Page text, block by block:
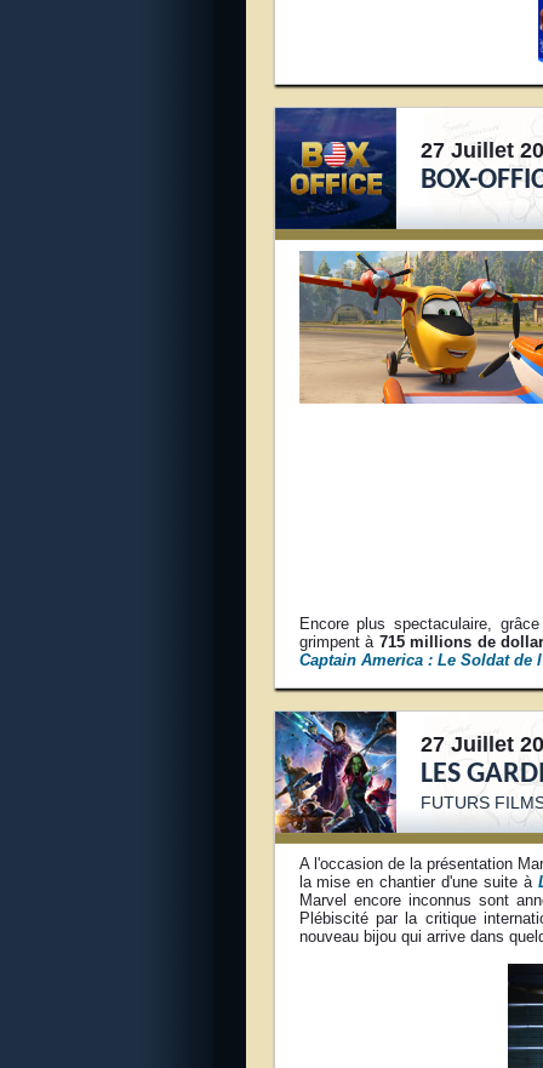
27 Juillet
BOX-
Encore plus spectaculaire,
grimpent à 715 millions de
Captain America : Le Soldat de
27 Juillet
LES
FUTURS
A l'occasion de la présentation
la mise en chantier d'une suite à
Marvel encore inconnus sont
Plébiscité par la critique
nouveau bijou qui arrive dans